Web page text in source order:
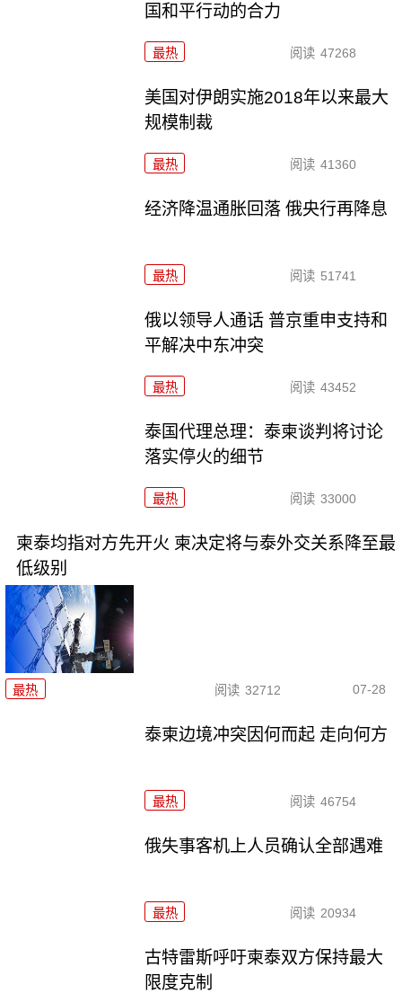
国和平行动的合力
最热 阅读 47268
美国对伊朗实施2018年以来最大
规模制裁
最热 阅读 41360
经济降温通胀回落 俄央行再降息
最热 阅读 51741
俄以领导人通话 普京重申支持和
平解决中东冲突
最热 阅读 43452
泰国代理总理：泰柬谈判将讨论
落实停火的细节
最热 阅读 33000
柬泰均指对方先开火 柬决定将与泰外交关系降至最
低级别
最热 阅读 32712 07-28
泰柬边境冲突因何而起 走向何方
最热 阅读 46754
俄失事客机上人员确认全部遇难
最热 阅读 20934
古特雷斯呼吁柬泰双方保持最大
限度克制